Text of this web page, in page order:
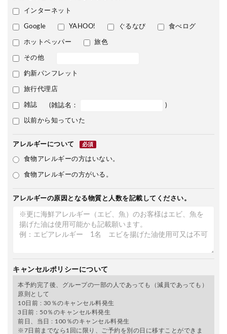
インターネット
Google YAHOO! ぐるなび 食べログ
ホットペッパー 旅色
その他
釣新パンフレット
旅行代理店
雑誌 (雑誌名： )
以前から知っていた
アレルギーについて 必須
食物アレルギーの方はいない。
食物アレルギーの方がいる。
アレルギーの原因となる物質と人数を記載してください。
キャンセルポリシーについて
本予約完了後、グループの一部の人であっても（減員であっても）
原則として
10日前 : 30％のキャンセル料発生
3日前 : 50％のキャンセル料発生
前日、当日 : 100％のキャンセル料発生
※7日前までなら1回に限り、ご予約を別の日に移すことができま